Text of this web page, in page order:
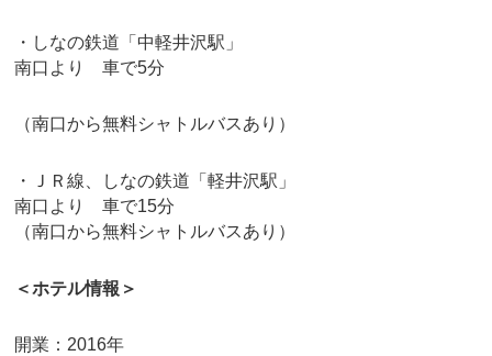
・しなの鉄道「中軽井沢駅」
南口より 車で5分
（南口から無料シャトルバスあり）
・ＪＲ線、しなの鉄道「軽井沢駅」
南口より 車で15分
（南口から無料シャトルバスあり）
＜ホテル情報＞
開業：2016年